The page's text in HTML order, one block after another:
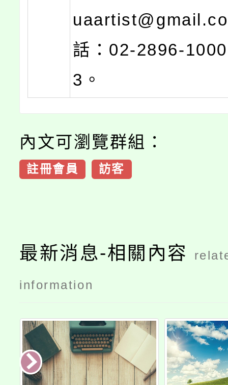
話：02-2896-
3。
內文可瀏覽群組：
註冊會員 訪客
最新消息-相關內容
information